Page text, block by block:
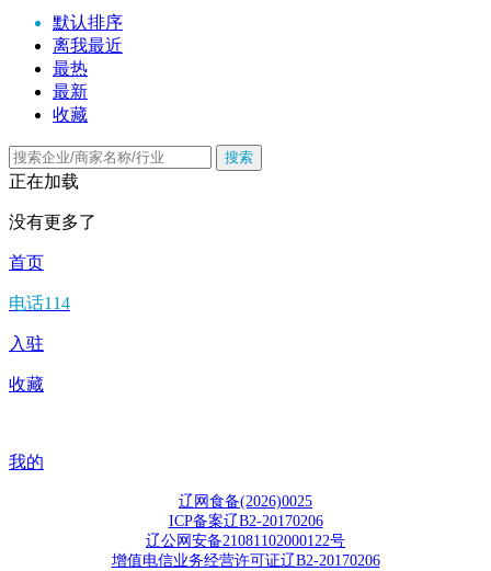
默认排序
离我最近
最热
最新
收藏
搜索
正在加载
没有更多了
首页
电话114
入驻
收藏
我的
辽网食备(2026)0025
ICP备案辽B2-20170206
辽公网安备21081102000122号
增值电信业务经营许可证辽B2-20170206